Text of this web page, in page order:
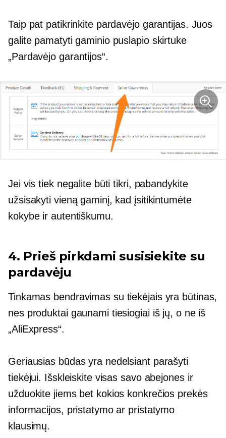
Taip pat patikrinkite pardavėjo garantijas. Juos
galite pamatyti gaminio puslapio skirtuke
„Pardavėjo garantijos“.
Jei vis tiek negalite būti tikri, pabandykite
užsisakyti vieną gaminį, kad įsitikintumėte
kokybe ir autentiškumu.
4. Prieš pirkdami susisiekite su
pardavėju
Tinkamas bendravimas su tiekėjais yra būtinas,
nes produktai gaunami tiesiogiai iš jų, o ne iš
„AliExpress“.
Geriausias būdas yra nedelsiant parašyti
tiekėjui. Išskleiskite visas savo abejones ir
užduokite jiems bet kokios konkrečios prekės
informacijos, pristatymo ar pristatymo
klausimų.